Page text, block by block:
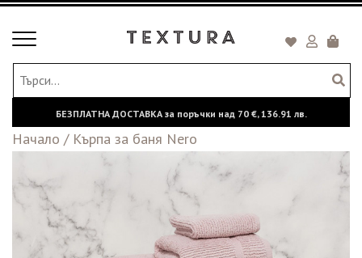
Toggle
БЕЗПЛАТНА ДОСТАВКА за поръчки над 70 €,136.91 лв.
Начало / Кърпа за баня Nero